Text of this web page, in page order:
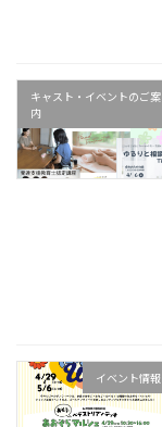
キャスト・イベントのご案
内
イベント情報